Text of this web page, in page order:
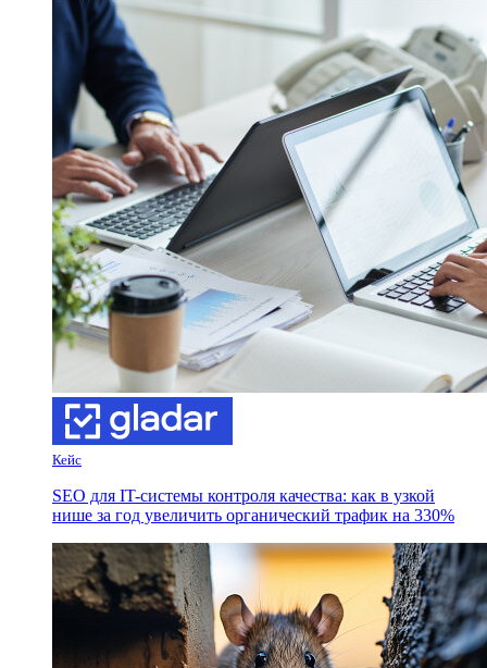
Кейс
SEO для IT-системы контроля качества: как в узкой
нише за год увеличить органический трафик на 330%